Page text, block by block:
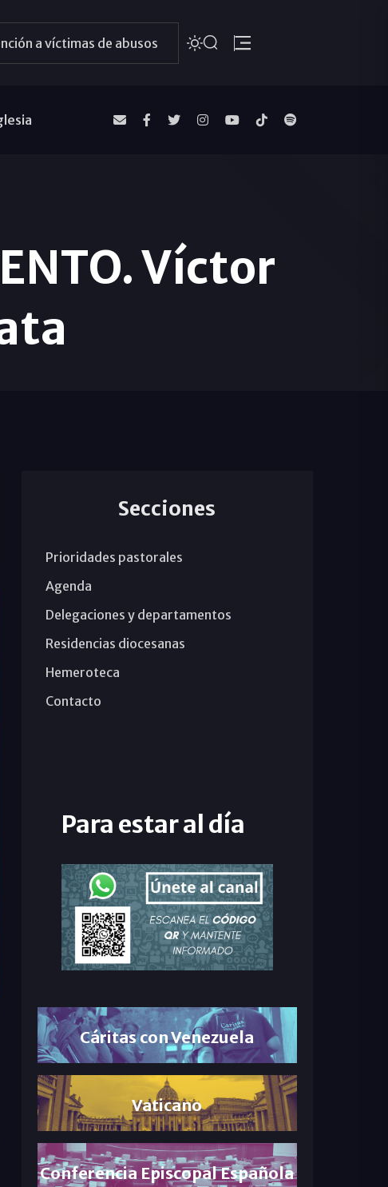
a víctimas de abusos
Víctor
Secciones
Prioridades pastorales
Agenda
Delegaciones y departamentos
Residencias diocesanas
Hemeroteca
Contacto
Para estar al día
Cáritas con Venezuela
Vaticano
Conferencia Episcopal Española